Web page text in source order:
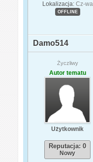
Lokalizacja: Cz-wa
OFFLINE
Damo514
Życzliwy
Autor tematu
Użytkownik
Reputacja: 0
Nowy